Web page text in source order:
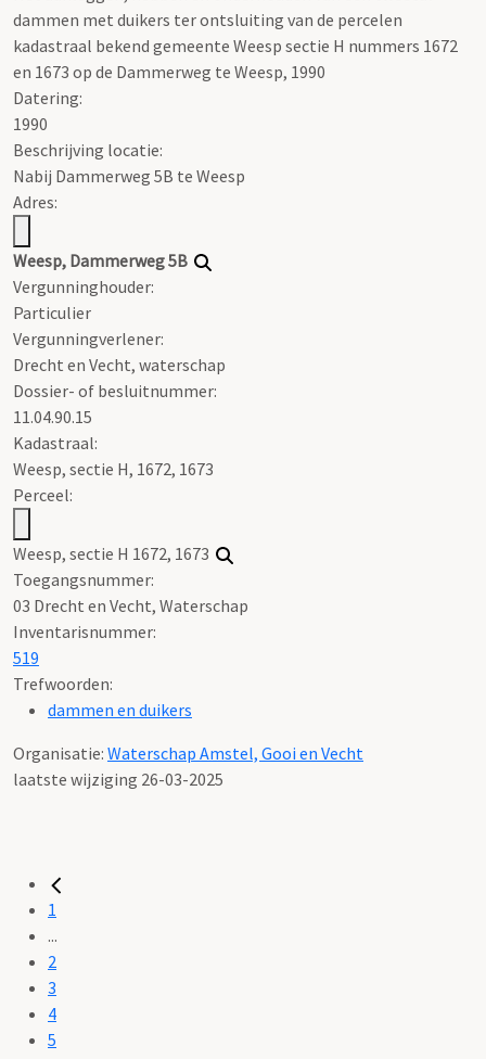
dammen met duikers ter ontsluiting van de percelen
kadastraal bekend gemeente Weesp sectie H nummers 1672
en 1673 op de Dammerweg te Weesp, 1990
Datering:
1990
Beschrijving locatie:
Nabij Dammerweg 5B te Weesp
Adres:
Weesp, Dammerweg 5B
Vergunninghouder:
Particulier
Vergunningverlener:
Drecht en Vecht, waterschap
Dossier- of besluitnummer:
11.04.90.15
Kadastraal:
Weesp, sectie H, 1672, 1673
Perceel:
Weesp, sectie H 1672, 1673
Toegangsnummer:
03 Drecht en Vecht, Waterschap
Inventarisnummer:
519
Trefwoorden:
dammen en duikers
Organisatie: Waterschap Amstel, Gooi en Vecht
laatste wijziging 26-03-2025
1
...
2
3
4
5